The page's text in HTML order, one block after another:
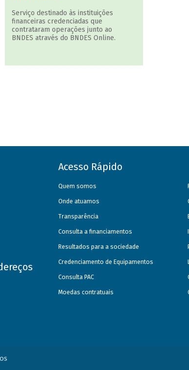
Serviço destinado às instituições
financeiras credenciadas que
contrataram operações junto ao
BNDES através do BNDES Online.
Acesso Rápido
Quem somos
Onde atuamos
Transparência
Consulta a financiamentos
Resultados para a sociedade
Credenciamento de Equipamentos
Consulta PAC
Moedas contratuais